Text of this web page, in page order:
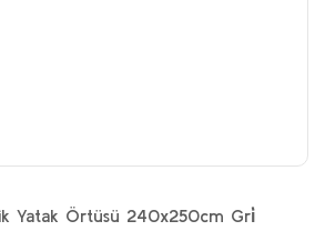
Yatak Örtüsü 240x250cm Gri̇